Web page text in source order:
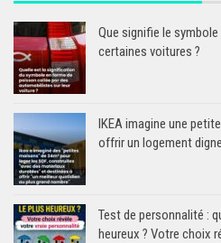
Que signifie le
certaines voitures ?
IKEA imagine une
offrir un logement
Test de personnalité :
heureux ? Votre choix